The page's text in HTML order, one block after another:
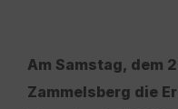
Am Samstag, dem
Zammelsberg die